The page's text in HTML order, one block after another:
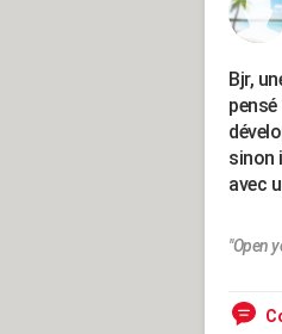
Bjr,
sinon
avec
"Open